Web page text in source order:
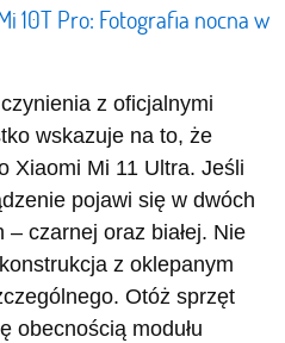
10T Pro: Fotografia nocna w
z oficjalnymi
wskazuje na to, że
Xiaomi Mi 11 Ultra. Jeśli
pojawi się w dwóch
czarnej oraz białej. Nie
z oklepanym
Otóż sprzęt
obecnością modułu